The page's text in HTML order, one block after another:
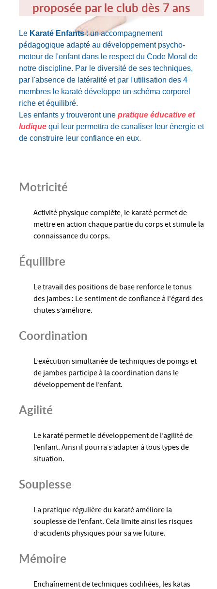
proposée par le club dès 7 ans
Le Karaté Enfants: un accompagnement
pédagogique adapté au développement psycho-
moteur de l'enfant dans le respect du Code Moral de
notre discipline. Par le diversité de ses techniques,
par l'absence de latéralité et par l'utilisation des 4
membres le karaté développe un schéma corporel
riche et équilibré.
Les enfants y trouveront une pratique éducative et
ludique qui leur permettra de canaliser leur énergie et
de construire leur confiance en eux.
Motricité
Activité physique complète, le karaté permet de
mettre en action chaque partie du corps et stimule la
connaissance du corps.
Équilibre
Le travail des positions de base renforce le tonus
des jambes : Le sentiment de confiance à l'égard des
chutes s’améliore.
Coordination
L’exécution simultanée de techniques de poings et
de jambes participe à la coordination dans le
développement de l’enfant.
Agilité
Le karaté permet le développement de l’agilité de
l’enfant. Ainsi il pourra s’adapter à tous types de
situation.
Souplesse
La pratique régulière du karaté améliore la
souplesse de l’enfant. Cela limite ainsi les risques
d’accidents physiques pour sa vie future.
Mémoire
Enchaînement de techniques codifiées, les katas